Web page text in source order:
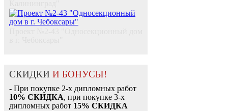
СКИДКИ И БОНУСЫ!
- При покупке 2-х дипломных работ
10% СКИДКА, при покупке 3-х
дипломных работ 15% СКИДКА